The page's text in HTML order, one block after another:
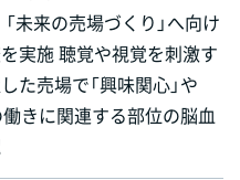
未来の売場づくり」へ向け
実施 聴覚や視覚を刺激す
た売場で「興味関心」や
働きに関連する部位の脳血